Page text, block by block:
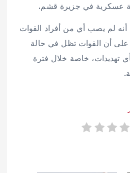
عسكرية في جزيرة قشم.
أنه لم يصب أي من أفراد القوات
على أن القوات تظل في حالة
تهديدات، خاصة خلال فترة